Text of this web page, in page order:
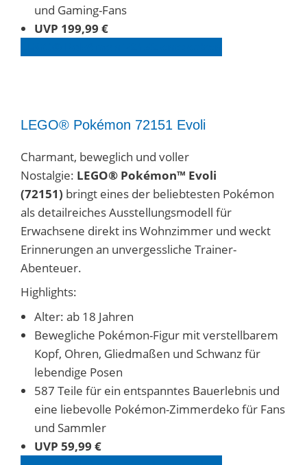
und Gaming-Fans
UVP 199,99 €
LEGO® Pokémon 72151 Evoli
Charmant, beweglich und voller
Nostalgie: LEGO® Pokémon™ Evoli
(72151) bringt eines der beliebtesten Pokémon
als detailreiches Ausstellungsmodell für
Erwachsene direkt ins Wohnzimmer und weckt
Erinnerungen an unvergessliche Trainer-
Abenteuer.
Highlights:
Alter: ab 18 Jahren
Bewegliche Pokémon-Figur mit verstellbarem
Kopf, Ohren, Gliedmaßen und Schwanz für
lebendige Posen
587 Teile für ein entspanntes Bauerlebnis und
eine liebevolle Pokémon-Zimmerdeko für Fans
und Sammler
UVP 59,99 €